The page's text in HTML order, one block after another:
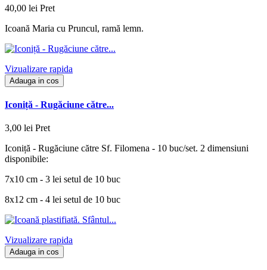
40,00 lei Pret
Icoană Maria cu Pruncul, ramă lemn.
Vizualizare rapida
Adauga in cos
Iconiță - Rugăciune către...
3,00 lei Pret
Iconiță - Rugăciune către Sf. Filomena - 10 buc/set. 2 dimensiuni
disponibile:
7x10 cm - 3 lei setul de 10 buc
8x12 cm - 4 lei setul de 10 buc
Vizualizare rapida
Adauga in cos